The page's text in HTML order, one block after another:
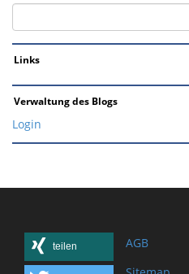
Links
Verwaltung des Blogs
Login
teilen
AGB